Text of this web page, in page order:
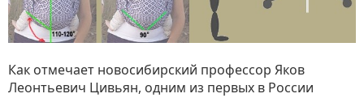
Как отмечает новосибирский профессор Яков
Леонтьевич Цивьян, одним из первых в России